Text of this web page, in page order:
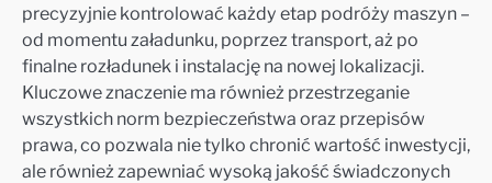
precyzyjnie kontrolować każdy etap podróży maszyn –
od momentu załadunku, poprzez transport, aż po
finalne rozładunek i instalację na nowej lokalizacji.
Kluczowe znaczenie ma również przestrzeganie
wszystkich norm bezpieczeństwa oraz przepisów
prawa, co pozwala nie tylko chronić wartość inwestycji,
ale również zapewniać wysoką jakość świadczonych